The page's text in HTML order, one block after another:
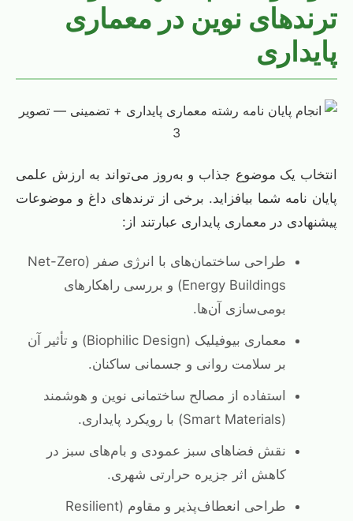
ترندهای نوین در معماری
پایداری
انتخاب یک موضوع جذاب و به‌روز می‌تواند به ارزش علمی
پایان نامه شما بیافزاید. برخی از ترندهای داغ و موضوعات
پیشنهادی در معماری پایداری عبارتند از:
طراحی ساختمان‌های با انرژی صفر (Net-Zero
Energy Buildings) و بررسی راهکارهای
بومی‌سازی آن‌ها.
معماری بیوفیلیک (Biophilic Design) و تأثیر آن
بر سلامت روانی و جسمانی ساکنان.
استفاده از مصالح ساختمانی نوین و هوشمند
(Smart Materials) با رویکرد پایداری.
نقش فضاهای سبز عمودی و بام‌های سبز در
کاهش اثر جزیره حرارتی شهری.
طراحی انعطاف‌پذیر و مقاوم (Resilient